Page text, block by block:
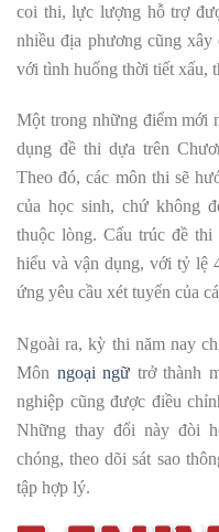
coi thi, lực lượng hỗ trợ
nhiều địa phương cũng
với tình huống thời tiết xấu,
Một trong những điểm mới
dụng đề thi dựa trên
Theo đó, các môn thi sẽ
của học sinh, chứ không
thuộc lòng. Cấu trúc đề
hiểu và vận dụng, với tỷ lệ
ứng yêu cầu xét tuyển của
Ngoài ra, kỳ thi năm nay
Môn ngoại ngữ trở thành
nghiệp cũng được điều
Những thay đổi này đòi
chóng, theo dõi sát sao
tập hợp lý.